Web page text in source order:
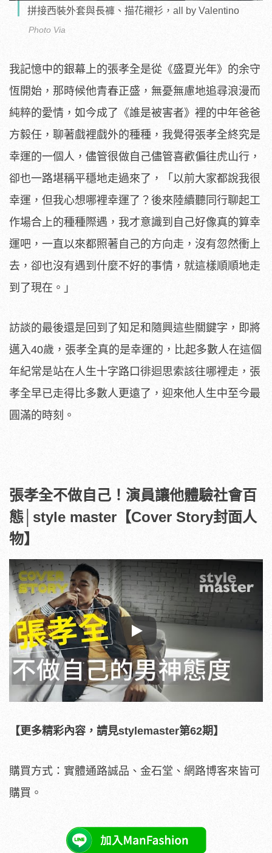
拼接西裝外套與長褲、描花襯衫，all by Valentino
Photo Via
我記憶中的銀幕上的張孝全是從《盛夏光年》的余守
恆開始，那時候他青春正盛，無憂無慮地追尋浪漫而
純粹的愛情，如今成了《誰是被害者》裡的中年爸爸
方毅任，聊著戲裡戲外的種種，我覺得張孝全終究是
幸運的一個人，儘管很做自己儘管喜歡偏往虎山行，
卻也一路堪稱平穩地走過來了，「以前大家都說我很
幸運，但我心想哪裡幸運了？後來陸續聽同行聊起工
作場合上的種種際遇，我才意識到自己好像真的算幸
運吧，一直以來都照著自己的方向走，沒有忽然衝上
去，卻也沒有遇到什麼不好的事情，就這樣順順地走
到了現在。」
訪談的最後還是回到了知足和隨興這些關鍵字，即將
邁入40歲，張孝全真的是幸運的，比起多數人在這個
年紀常是站在人生十字路口徘迴思索該往哪裡走，張
孝全早已走得比多數人更遠了，迎來他人生中至今最
圓滿的時刻。
張孝全不做自己！演員讓他體驗社會百
態│style master【Cover Story封面人
物】
Play
【更多精彩內容，請見stylemaster第62期】
購買方式：實體通路誠品、金石堂、網路博客來皆可
購買。